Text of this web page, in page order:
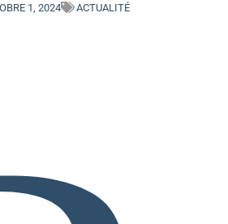
1, 2024 ACTUALITÉ